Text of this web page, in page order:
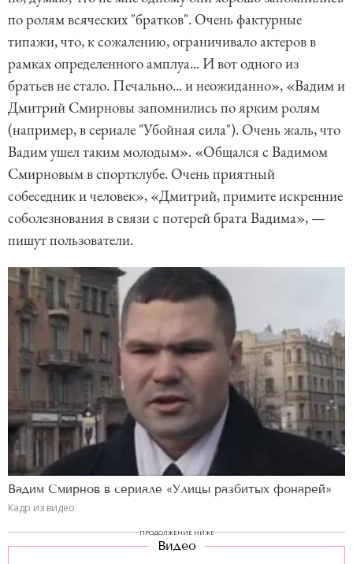
по ролям всяческих "братков". Очень фактурные
типажи, что, к сожалению, ограничивало актеров в
рамках определенного амплуа... И вот одного из
братьев не стало. Печально... и неожиданно», «Вадим и
Дмитрий Смирновы запомнились по ярким ролям
(например, в сериале "Убойная сила"). Очень жаль, что
Вадим ушел таким молодым». «Общался с Вадимом
Смирновым в спортклубе. Очень приятный
собеседник и человек», «Дмитрий, примите искренние
соболезнования в связи с потерей брата Вадима», —
пишут пользователи.
Вадим Смирнов в сериале «Улицы разбитых фонарей»
Кадр из видео
ПРОДОЛЖЕНИЕ НИЖЕ
Видео